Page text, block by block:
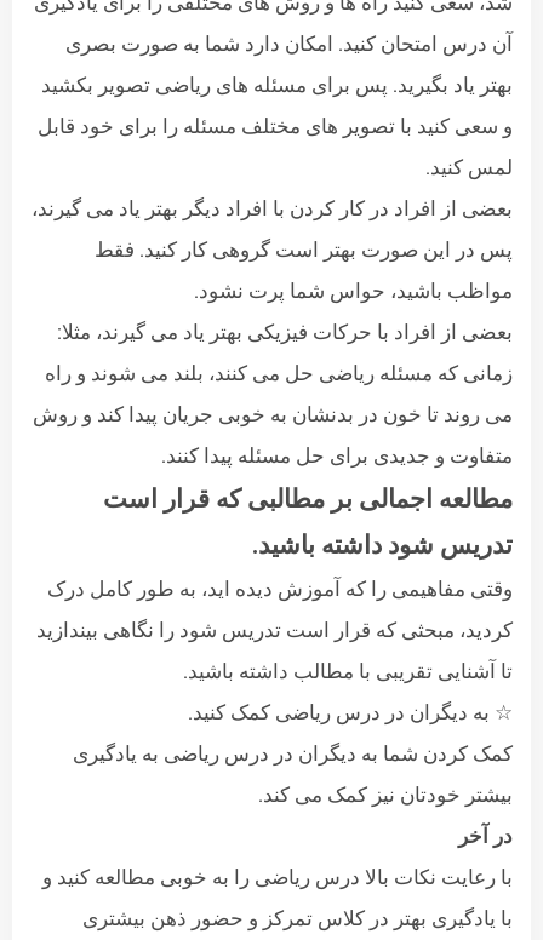
آن درس امتحان کنید. امکان دارد شما به صورت بصری
بهتر یاد بگیرید. پس برای مسئله های ریاضی تصویر بکشید
و سعی کنید با تصویر های مختلف مسئله را برای خود قابل
لمس کنید.
بعضی از افراد در کار کردن با افراد دیگر بهتر یاد می گیرند،
پس در این صورت بهتر است گروهی کار کنید. فقط
مواظب باشید، حواس شما پرت نشود.
بعضی از افراد با حرکات فیزیکی بهتر یاد می گیرند، مثلا:
زمانی که مسئله ریاضی حل می کنند، بلند می شوند و راه
می روند تا خون در بدنشان به خوبی جریان پیدا کند و روش
متفاوت و جدیدی برای حل مسئله پیدا کنند.
مطالعه اجمالی بر مطالبی که قرار است
تدریس شود داشته باشید.
وقتی مفاهیمی را که آموزش دیده اید، به طور کامل درک
کردید، مبحثی که قرار است تدریس شود را نگاهی بیندازید
تا آشنایی تقریبی با مطالب داشته باشید.
☆ به دیگران در درس ریاضی کمک کنید.
کمک کردن شما به دیگران در درس ریاضی به یادگیری
بیشتر خودتان نیز کمک می کند.
در آخر
با رعایت نکات بالا درس ریاضی را به خوبی مطالعه کنید و
با یادگیری بهتر در کلاس تمرکز و حضور ذهن بیشتری